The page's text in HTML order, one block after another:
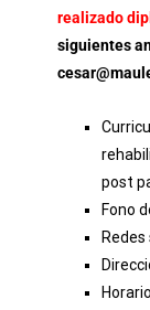
realizado
siguientes
post
Fono